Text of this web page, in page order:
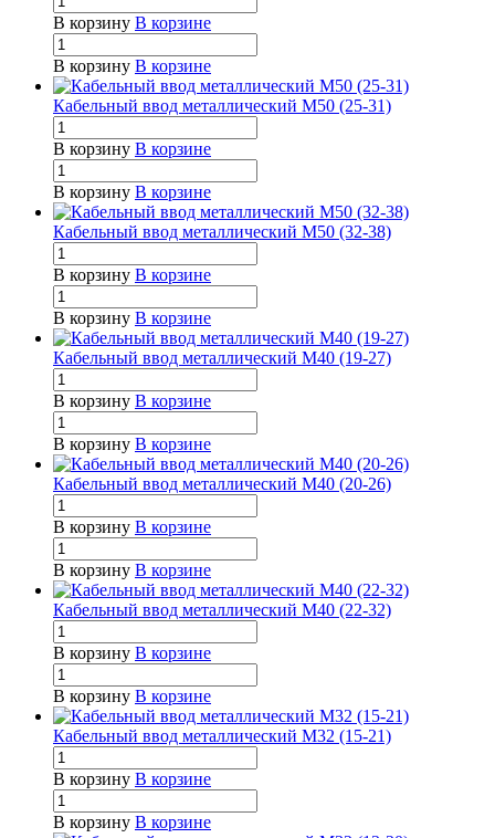
В корзину В корзине
В корзину В корзине
Кабельный ввод металлический М50 (25-31)
В корзину В корзине
В корзину В корзине
Кабельный ввод металлический М50 (32-38)
В корзину В корзине
В корзину В корзине
Кабельный ввод металлический М40 (19-27)
В корзину В корзине
В корзину В корзине
Кабельный ввод металлический М40 (20-26)
В корзину В корзине
В корзину В корзине
Кабельный ввод металлический М40 (22-32)
В корзину В корзине
В корзину В корзине
Кабельный ввод металлический М32 (15-21)
В корзину В корзине
В корзину В корзине